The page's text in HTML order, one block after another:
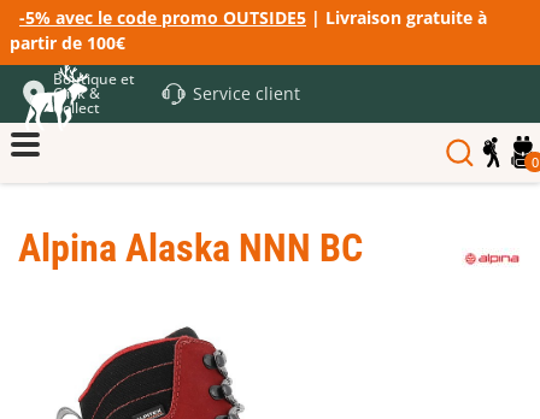
-5% avec le code promo OUTSIDE5 | Livraison gratuite à
partir de 100€
Boutique et
Click &
Collect
Service client
0
Alpina Alaska NNN BC